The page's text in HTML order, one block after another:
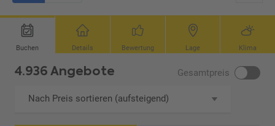
Buchen Details Bewertung Lage Klima
4.936 Angebote Gesamtpreis
Nach Preis sortieren (aufsteigend)